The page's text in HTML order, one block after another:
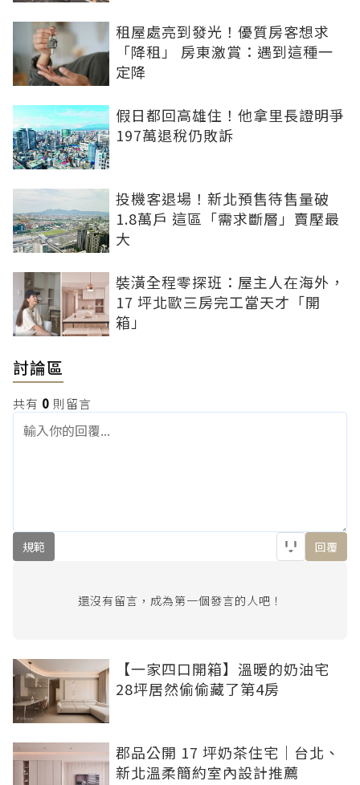
租屋處亮到發光！優質房客想求
「降租」 房東激賞：遇到這種一
定降
假日都回高雄住！他拿里長證明爭
197萬退稅仍敗訴
投機客退場！新北預售待售量破
1.8萬戶 這區「需求斷層」賣壓最
大
裝潢全程零探班：屋主人在海外，
17 坪北歐三房完工當天才「開
箱」
討論區
共有 0 則留言
規範 回覆
還沒有留言，成為第一個發言的人吧！
【一家四口開箱】溫暖的奶油宅
28坪居然偷偷藏了第4房
郡品公開 17 坪奶茶住宅｜台北、
新北溫柔簡約室內設計推薦